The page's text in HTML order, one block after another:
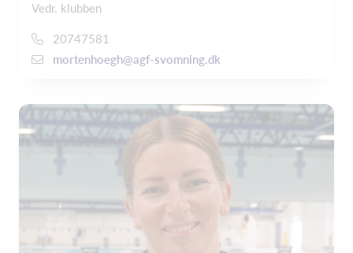
Vedr. klubben
20747581
mortenhoegh@agf-svomning.dk